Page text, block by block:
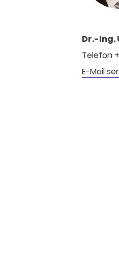
Dr.-Ing.
Telefon
E-Mail